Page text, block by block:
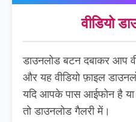
वीडियो
डाउनलोड बटन दबाकर आप
और यह वीडियो फ़ाइल
यदि आपके पास आईफोन है
तो डाउनलोड गैलरी में।